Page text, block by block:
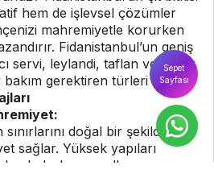
Sepet
Sayfası
hem de işlevsel çözümler
mahremiyetle korurken
Fidanistanbul’un geniş
servi, leylandi, taflan ve şimşir
bakım gerektiren türleri içerir.
doğal bir şekilde
sağlar. Yüksek yapıları
bakışları engeller ve